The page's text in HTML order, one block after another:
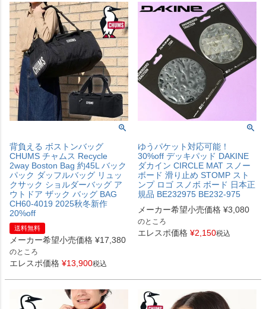
背負える ボストンバッグ
CHUMS チャムス Recycle
2way Boston Bag 約45L バック
パック ダッフルバッグ リュッ
クサック ショルダーバッグ ア
ウトドア ザック バッグ BAG
CH60-4019 2025秋冬新作
20%off
送料無料
メーカー希望小売価格 ¥17,380
のところ
エレスポ価格 ¥13,900税込
ゆうパケット対応可能！
30%off デッキパッド DAKINE
ダカイン CIRCLE MAT スノー
ボード 滑り止め STOMP スト
ンプ ロゴ スノボ ボード 日本正
規品 BE232975 BE232-975
メーカー希望小売価格 ¥3,080
のところ
エレスポ価格 ¥2,150税込